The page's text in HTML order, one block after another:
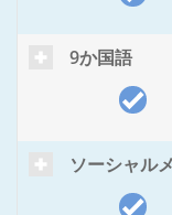
9か国語
ソーシャル